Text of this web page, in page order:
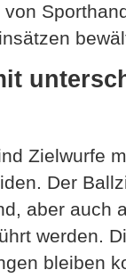
Zielwurfe
Der
aber auch
werden.
bleiben